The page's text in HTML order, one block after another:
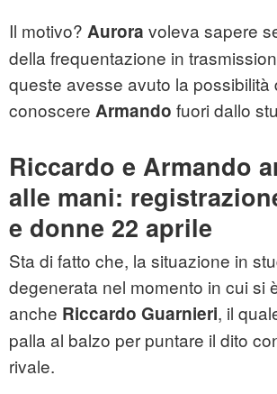
Il motivo? Aurora voleva sapere
della frequentazione in
queste avesse avuto la possibilità
conoscere Armando fuori dallo
Riccardo e Armando
alle mani:
e donne 22 aprile
Sta di fatto che, la situazione in
degenerata nel momento in cui si
anche Riccardo Guarnieri, il
palla al balzo per puntare il dito
rivale.